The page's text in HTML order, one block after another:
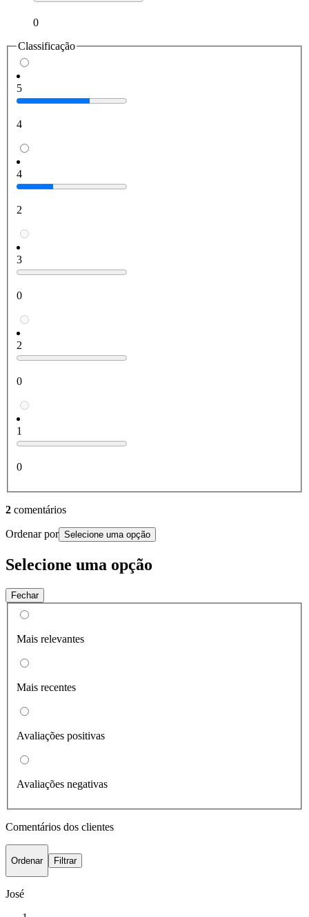
0
Classificação
5
4
4
2
3
0
2
0
1
0
2 comentários
Ordenar por Selecione uma opção
Selecione uma opção
Fechar
Mais relevantes
Mais recentes
Avaliações positivas
Avaliações negativas
Comentários dos clientes
Ordenar Filtrar
José